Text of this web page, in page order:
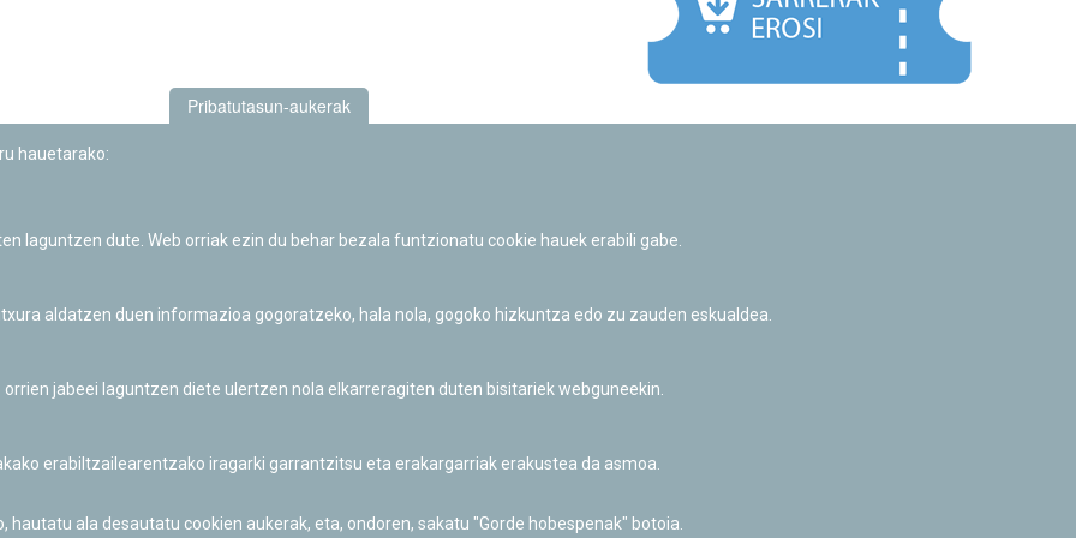
Informazio publikoa eskatzeko baimena
Pribatutasun-aukerak
hauetarako:
laguntzen dute. Web orriak ezin du behar bezala funtzionatu cookie hauek erabili gabe.
aldatzen duen informazioa gogoratzeko, hala nola, gogoko hizkuntza edo zu zauden eskualdea.
jabeei laguntzen diete ulertzen nola elkarreragiten duten bisitariek webguneekin.
erabiltzailearentzako iragarki garrantzitsu eta erakargarriak erakustea da asmoa.
ala desautatu cookien aukerak, eta, ondoren, sakatu "Gorde hobespenak" botoia.